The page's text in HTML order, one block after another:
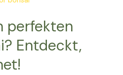
perfekten
Entdeckt,